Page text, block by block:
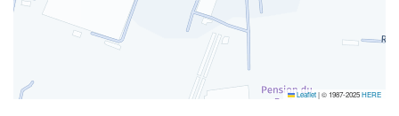
Leaflet|© 1987-2025HERE